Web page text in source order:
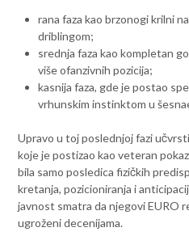
rana faza kao brzonogi krilni
driblingom;
srednja faza kao kompletan
više ofanzivnih pozicija;
kasnija faza, gde je postao
vrhunskim instinktom u
Upravo u toj poslednjoj fazi
koje je postizao kao veteran
bila samo posledica fizičkih
kretanja, pozicioniranja i
javnost smatra da njegovi EURO
ugroženi decenijama.